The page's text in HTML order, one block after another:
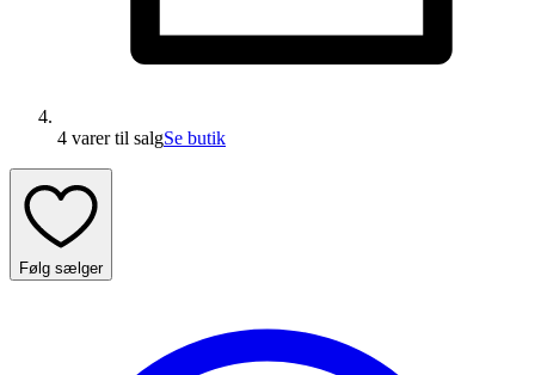
4 varertil salgSe butik
Følg sælger